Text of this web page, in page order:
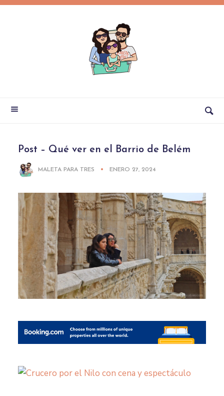
Post – Qué ver en el Barrio de Belém
MALETA PARA TRES ENERO 27, 2024